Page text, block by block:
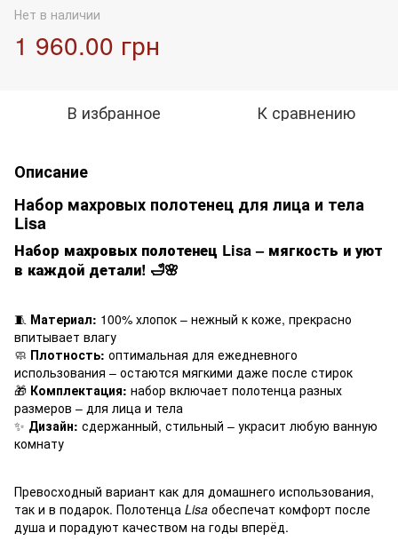
Нет в наличии
1 960.00 грн
В избранное К сравнению
Описание
Набор махровых полотенец для лица и тела
Lisa
Набор махровых полотенец Lisa – мягкость и уют
в каждой детали! 🛁🌸
🧵 Материал: 100% хлопок – нежный к коже, прекрасно
впитывает влагу
🧼 Плотность: оптимальная для ежедневного
использования – остаются мягкими даже после стирок
🎁 Комплектация: набор включает полотенца разных
размеров – для лица и тела
✨ Дизайн: сдержанный, стильный – украсит любую ванную
комнату
Превосходный вариант как для домашнего использования,
так и в подарок. Полотенца Lisa обеспечат комфорт после
душа и порадуют качеством на годы вперёд.